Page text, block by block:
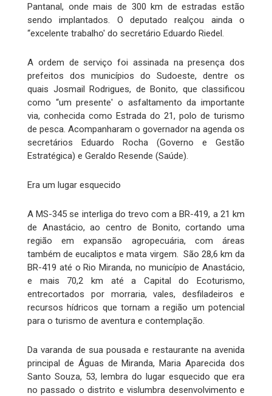
Pantanal, onde mais de 300 km de estradas estão
sendo implantados. O deputado realçou ainda o
“excelente trabalho' do secretário Eduardo Riedel.
A ordem de serviço foi assinada na presença dos
prefeitos dos municípios do Sudoeste, dentre os
quais Josmail Rodrigues, de Bonito, que classificou
como “um presente' o asfaltamento da importante
via, conhecida como Estrada do 21, polo de turismo
de pesca. Acompanharam o governador na agenda os
secretários Eduardo Rocha (Governo e Gestão
Estratégica) e Geraldo Resende (Saúde).
Era um lugar esquecido
A MS-345 se interliga do trevo com a BR-419, a 21 km
de Anastácio, ao centro de Bonito, cortando uma
região em expansão agropecuária, com áreas
também de eucaliptos e mata virgem. São 28,6 km da
BR-419 até o Rio Miranda, no município de Anastácio,
e mais 70,2 km até a Capital do Ecoturismo,
entrecortados por morraria, vales, desfiladeiros e
recursos hídricos que tornam a região um potencial
para o turismo de aventura e contemplação.
Da varanda de sua pousada e restaurante na avenida
principal de Águas de Miranda, Maria Aparecida dos
Santo Souza, 53, lembra do lugar esquecido que era
no passado o distrito e vislumbra desenvolvimento e